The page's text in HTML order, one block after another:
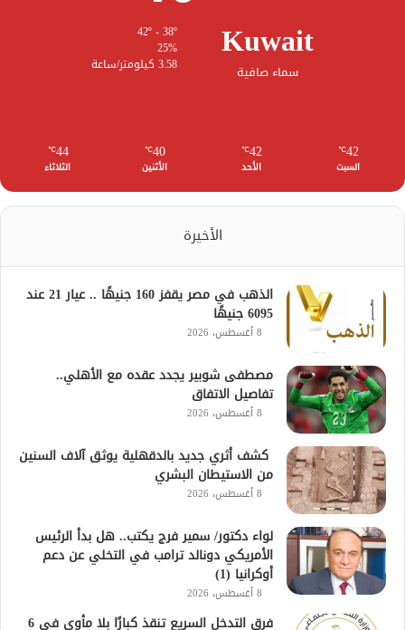
Kuwait
سماء صافية
25%
3.58 كيلومتر/ساعة
42
℃
السبت
42
℃
الأحد
40
℃
الأثنين
44
℃
الثلاثاء
الأخيرة
الذهب في مصر يقفز 160 جنيهًا .. عيار 21 عند
6095 جنيهًا
8 أغسطس، 2026
مصطفى شوبير يجدد عقده مع الأهلي..
تفاصيل الاتفاق
8 أغسطس، 2026
كشف أثري جديد بالدقهلية يوثق آلاف السنين
من الاستيطان البشري
8 أغسطس، 2026
لواء دكتور/ سمير فرج يكتب.. هل بدأ الرئيس
الأمريكي دونالد ترامب في التخلي عن دعم
أوكرانيا (1)
8 أغسطس، 2026
فرق التدخل السريع تنقذ كبارًا بلا مأوى في 6